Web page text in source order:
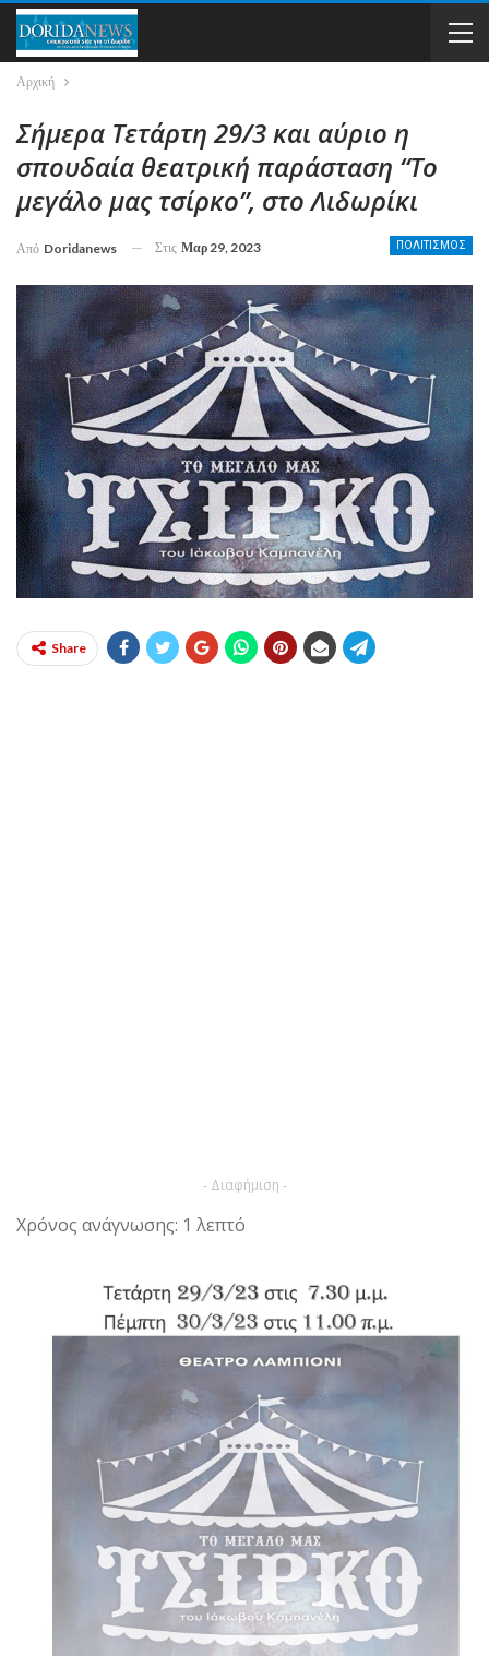
Αρχική
Σήμερα Τετάρτη 29/3 και αύριο η
σπουδαία θεατρική παράσταση “Το
μεγάλο μας τσίρκο”, στο Λιδωρίκι
ΠΟΛΙΤΙΣΜΟΣ
Από Doridanews Στις Μαρ 29, 2023
Share
- Διαφήμιση -
Χρόνος ανάγνωσης: 1 λεπτό